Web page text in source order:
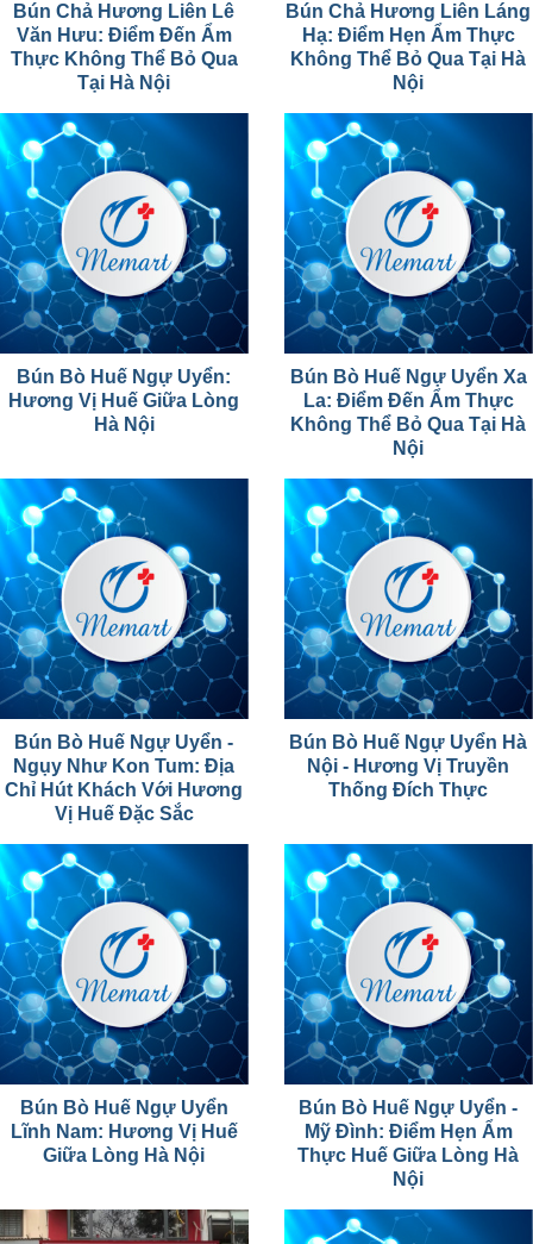
Bún Chả Hương Liên Lê
Văn Hưu: Điểm Đến Ẩm
Thực Không Thể Bỏ Qua
Tại Hà Nội
Bún Chả Hương Liên Láng
Hạ: Điểm Hẹn Ẩm Thực
Không Thể Bỏ Qua Tại Hà
Nội
Bún Bò Huế Ngự Uyển:
Hương Vị Huế Giữa Lòng
Hà Nội
Bún Bò Huế Ngự Uyển Xa
La: Điểm Đến Ẩm Thực
Không Thể Bỏ Qua Tại Hà
Nội
Bún Bò Huế Ngự Uyển -
Ngụy Như Kon Tum: Địa
Chỉ Hút Khách Với Hương
Vị Huế Đặc Sắc
Bún Bò Huế Ngự Uyển Hà
Nội - Hương Vị Truyền
Thống Đích Thực
Bún Bò Huế Ngự Uyển
Lĩnh Nam: Hương Vị Huế
Giữa Lòng Hà Nội
Bún Bò Huế Ngự Uyển -
Mỹ Đình: Điểm Hẹn Ẩm
Thực Huế Giữa Lòng Hà
Nội